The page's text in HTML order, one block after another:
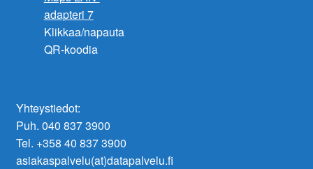
Klikkaa/napauta
QR-koodia
Yhteystiedot:
Puh. 040 837 3900
Tel. +358 40 837 3900
asiakaspalvelu(at)datapalvelu.fi